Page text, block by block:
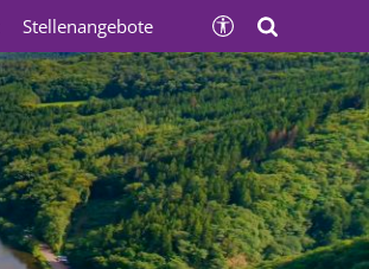
Stellenangebote